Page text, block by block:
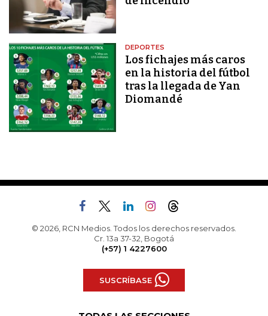
DEPORTES
Los fichajes más caros
en la historia del fútbol
tras la llegada de Yan
Diomandé
© 2026, RCN Medios. Todos los derechos reservados.
Cr. 13a 37-32, Bogotá
(+57) 1 4227600
SUSCRÍBASE